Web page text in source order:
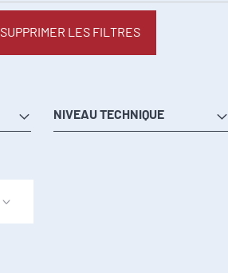
SUPPRIMER LES FILTRES
NIVEAU TECHNIQUE